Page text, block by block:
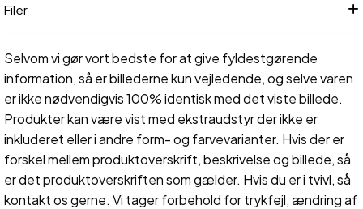
Filer
Selvom vi gør vort bedste for at give fyldestgørende
information, så er billederne kun vejledende, og selve varen
er ikke nødvendigvis 100% identisk med det viste billede.
Produkter kan være vist med ekstraudstyr der ikke er
inkluderet eller i andre form- og farvevarianter. Hvis der er
forskel mellem produktoverskrift, beskrivelse og billede, så
er det produktoverskriften som gælder. Hvis du er i tvivl, så
kontakt os gerne. Vi tager forbehold for trykfejl, ændring af